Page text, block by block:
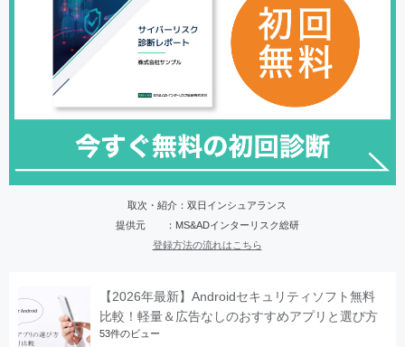
取次・紹介：双日インシュアランス
提供元 ：MS&ADインターリスク総研
登録方法の流れはこちら
【2026年最新】Androidセキュリティソフト無料
比較！軽量＆広告なしのおすすめアプリと選び方
53件のビュー